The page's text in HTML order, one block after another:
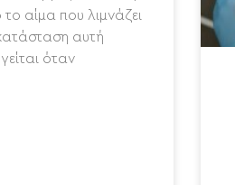
αίμα που λιμνάζει
αυτή
όταν